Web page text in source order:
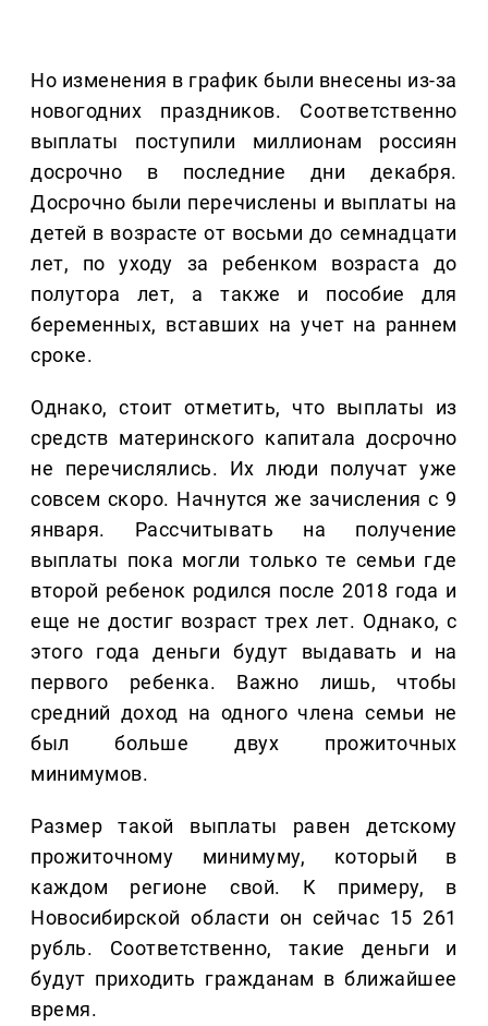
Но изменения в график были внесены из-за
новогодних праздников. Соответственно
выплаты поступили миллионам россиян
досрочно в последние дни декабря.
Досрочно были перечислены и выплаты на
детей в возрасте от восьми до семнадцати
лет, по уходу за ребенком возраста до
полутора лет, а также и пособие для
беременных, вставших на учет на раннем
сроке.
Однако, стоит отметить, что выплаты из
средств материнского капитала досрочно
не перечислялись. Их люди получат уже
совсем скоро. Начнутся же зачисления с 9
января. Рассчитывать на получение
выплаты пока могли только те семьи где
второй ребенок родился после 2018 года и
еще не достиг возраст трех лет. Однако, с
этого года деньги будут выдавать и на
первого ребенка. Важно лишь, чтобы
средний доход на одного члена семьи не
был больше двух прожиточных
минимумов.
Размер такой выплаты равен детскому
прожиточному минимуму, который в
каждом регионе свой. К примеру, в
Новосибирской области он сейчас 15 261
рубль. Соответственно, такие деньги и
будут приходить гражданам в ближайшее
время.